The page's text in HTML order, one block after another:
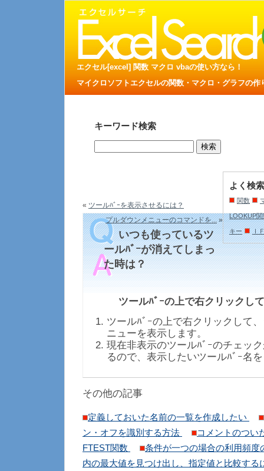
エクセル[excel] 関数 マクロ vbaの使い方なら！
マイクロソフトエクセルの関数・マクロ・グラフの
キーワード検索
よく検
関数
LOOKUP関
キー Ｉ
« ツールﾊﾞｰを表示させるには？
プルダウンメニューのコマンドを...»
いつも使っているツ
ールﾊﾞｰが消えてしまっ
た時は？
ツールﾊﾞｰの上で右クリックし
ツールﾊﾞｰの上で右クリックして
ニューを表示します。
現在非表示のツールﾊﾞｰのチェッ
るので、表示したいツールﾊﾞｰ名
その他の記事
定義しておいた名前の一覧を作成したい
ン・オフを識別する方法
コメントのつい
FTEST関数
条件が一つの場合の利用頻
内の最大値を見つけ出し、指定値と比較する